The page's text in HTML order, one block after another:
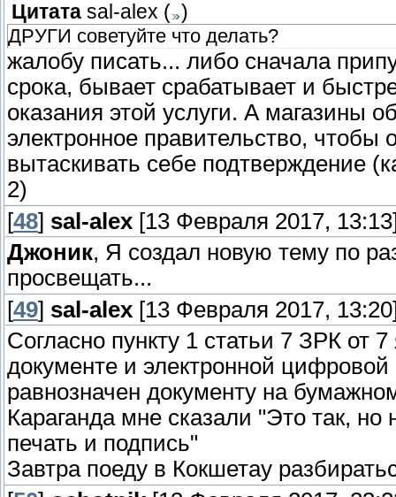
Цитата sal-alex ( )
ДРУГИ советуйте что делать?
жалобу писать... либо сначала
срока, бывает срабатывает и
оказания этой услуги. А магазины
электронное правительство,
вытаскивать себе подтверждение
2)
[48] sal-alex [13 Февраля 2017,
Джоник, Я создал новую тему по
просвещать...
[49] sal-alex [13 Февраля 2017,
Согласно пункту 1 статьи 7 ЗРК от
документе и электронной
равнозначен документу на
Караганда мне сказали "Это так,
печать и подпись"
Завтра поеду в Кокшетау